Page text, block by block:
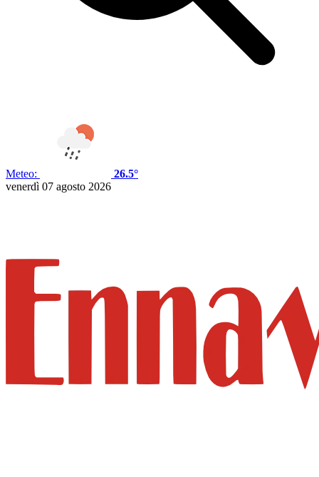
Meteo:
26.5°
venerdì 07 agosto 2026